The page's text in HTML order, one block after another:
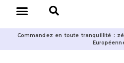
Commandez en toute tranquillité :